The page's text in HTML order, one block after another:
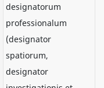
designatorum
professionalum
(designator
spatiorum,
designator